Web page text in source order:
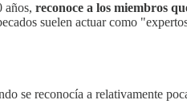
años, reconoce a los miembros
suelen actuar como
se reconocía a relativamente